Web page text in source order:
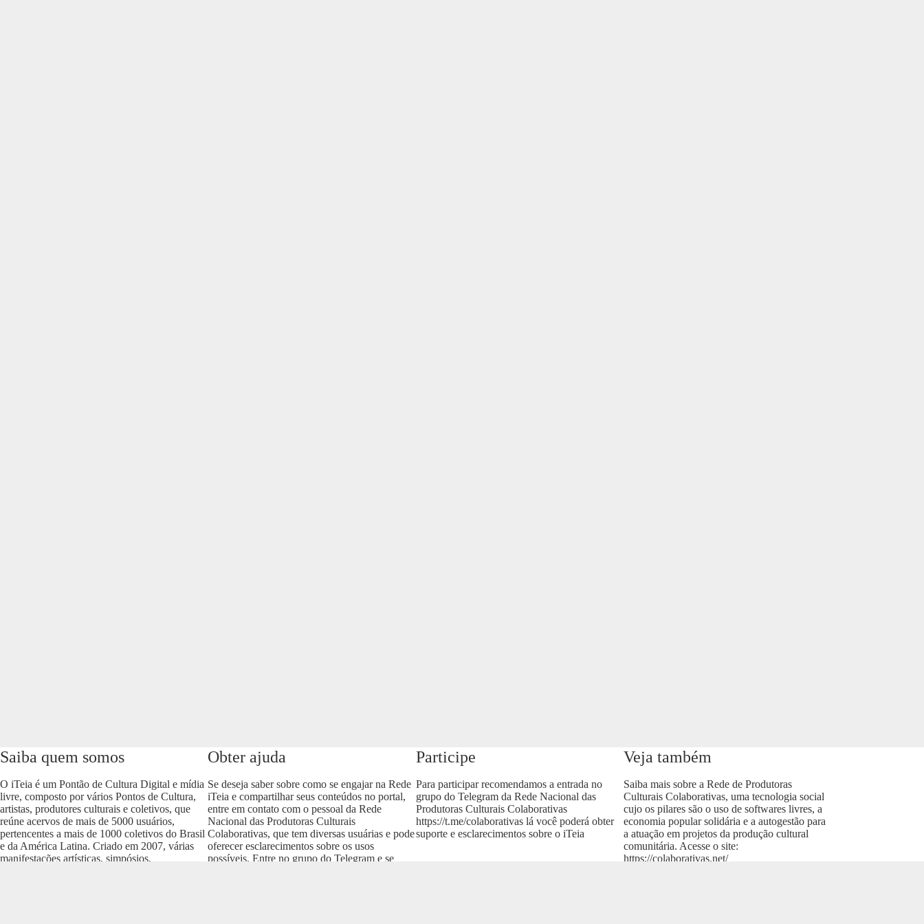
Saiba quem somos
O iTeia é um Pontão de Cultura Digital e mídia
livre, composto por vários Pontos de Cultura,
artistas, produtores culturais e coletivos, que
reúne acervos de mais de 5000 usuários,
pertencentes a mais de 1000 coletivos do Brasil
e da América Latina. Criado em 2007, várias
manifestações artísticas, simpósios,
Obter ajuda
Se deseja saber sobre como se engajar na Rede
iTeia e compartilhar seus conteúdos no portal,
entre em contato com o pessoal da Rede
Nacional das Produtoras Culturais
Colaborativas, que tem diversas usuárias e pode
oferecer esclarecimentos sobre os usos
possíveis. Entre no grupo do Telegram e se
Participe
Para participar recomendamos a entrada no
grupo do Telegram da Rede Nacional das
Produtoras Culturais Colaborativas
https://t.me/colaborativaslá você poderá obter
suporte e esclarecimentos sobre o iTeia
Veja também
Saiba mais sobre a Rede de Produtoras
Culturais Colaborativas, uma tecnologia social
cujo os pilares são o uso de softwares livres, a
economia popular solidária e a autogestão para
a atuação em projetos da produção cultural
comunitária. Acesse o site:
https://colaborativas.net/